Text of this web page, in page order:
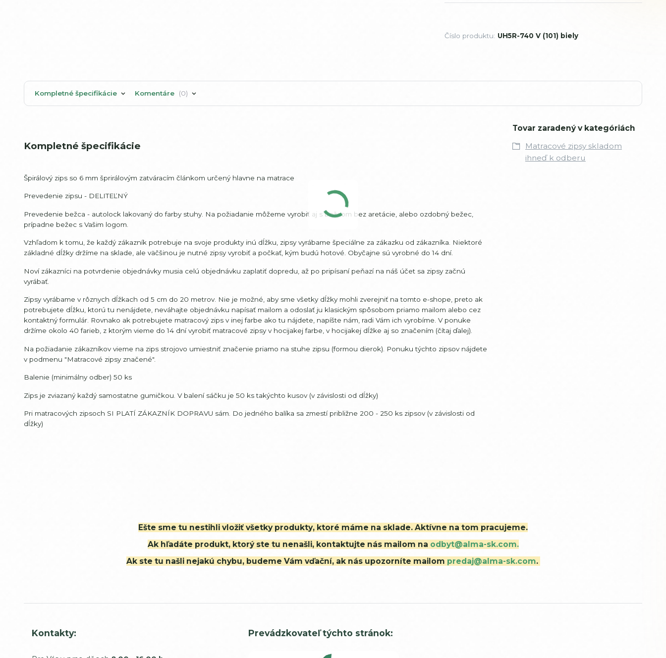
Číslo produktu: UH5R-740 V (101) biely
Kompletné špecifikácie Komentáre 0
Kompletné špecifikácie
Špirálový zips so 6 mm šprirálovým zatváracím článkom určený hlavne na matrace
Prevedenie zipsu - DELITEĽNÝ
Prevedenie bežca - autolock lakovaný do farby stuhy. Na požiadanie môžeme vyrobiť aj s bežcom bez aretácie, alebo ozdobný bežec,
prípadne bežec s Vašim logom.
Vzhľadom k tomu, že každý zákazník potrebuje na svoje produkty inú dĺžku, zipsy vyrábame špeciálne za zákazku od zákazníka. Niektoré
základné dĺžky držíme na sklade, ale väčšinou je nutné zipsy vyrobiť a počkať, kým budú hotové. Obyčajne sú vyrobné do 14 dní.
Noví zákazníci na potvrdenie objednávky musia celú objednávku zaplatiť dopredu, až po pripísaní peňazí na náš účet sa zipsy začnú
vyrábať.
Zipsy vyrábame v rôznych dĺžkach od 5 cm do 20 metrov. Nie je možné, aby sme všetky dĺžky mohli zverejniť na tomto e-shope, preto ak
potrebujete dĺžku, ktorú tu nenájdete, neváhajte objednávku napísať mailom a odoslať ju klasickým spôsobom priamo mailom alebo cez
kontaktný formulár. Rovnako ak potrebujete matracový zips v inej farbe ako tu nájdete, napíšte nám, radi Vám ich vyrobíme. V ponuke
držíme okolo 40 farieb, z ktorým vieme do 14 dní vyrobiť matracové zipsy v hocijakej farbe, v hocijakej dĺžke aj so značením (čítaj ďalej).
Na požiadanie zákazníkov vieme na zips strojovo umiestniť značenie priamo na stuhe zipsu (formou dierok). Ponuku týchto zipsov nájdete
v podmenu "Matracové zipsy značené".
Balenie (minimálny odber) 50 ks
Zips je zviazaný každý samostatne gumičkou. V balení sáčku je 50 ks takýchto kusov (v závislosti od dĺžky)
Pri matracových zipsoch SI PLATÍ ZÁKAZNÍK DOPRAVU sám. Do jedného balíka sa zmestí približne 200 - 250 ks zipsov (v závislosti od
dĺžky)
Tovar zaradený v kategóriách
Matracové zipsy skladom
ihneď k odberu
Ešte sme tu nestihli vložiť všetky produkty, ktoré máme na sklade. Aktívne na tom pracujeme.
Ak hľadáte produkt, ktorý ste tu nenašli, kontaktujte nás mailom na odbyt@alma-sk.com.
Ak ste tu našli nejakú chybu, budeme Vám vďační, ak nás upozorníte mailom predaj@alma-sk.com.
Kontakty: Prevádzkovateľ týchto stránok: